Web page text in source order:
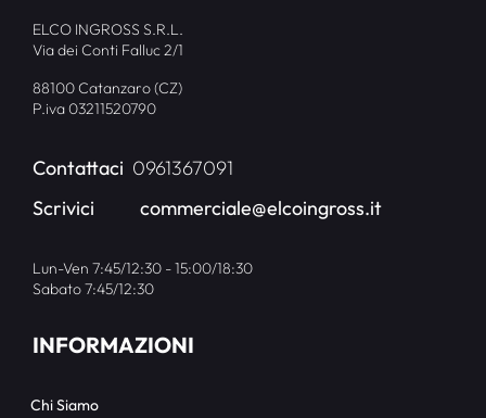
ELCO INGROSS S.R.L.
Via dei Conti Falluc 2/1
88100 Catanzaro (CZ)
P.iva 03211520790
Contattaci 0961367091
Scrivici
commerciale@elcoingross.it
Lun-Ven 7:45/12:30 - 15:00/18:30
Sabato 7:45/12:30
INFORMAZIONI
Chi Siamo